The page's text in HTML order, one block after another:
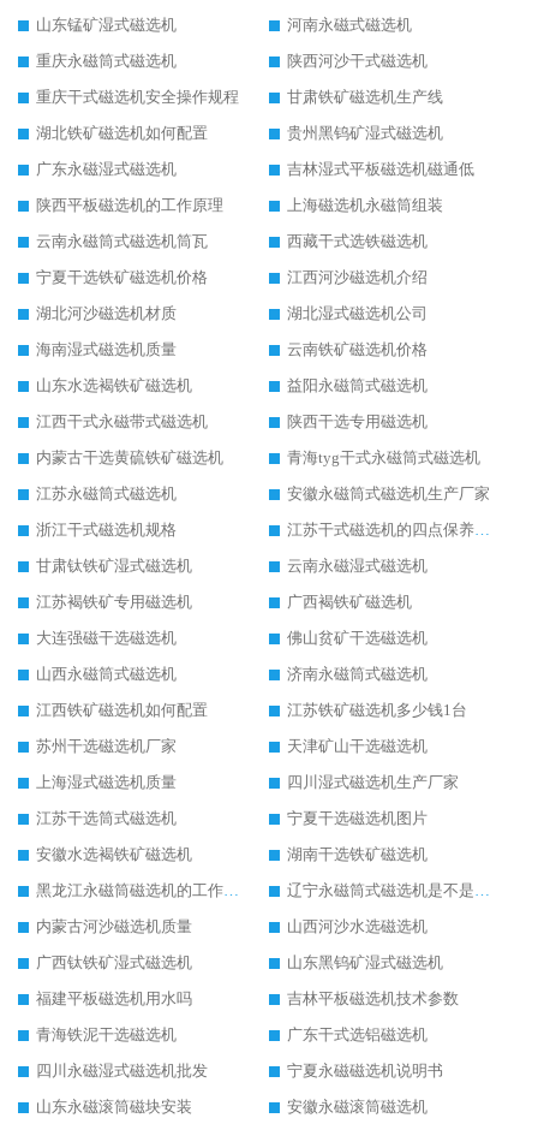
山东锰矿湿式磁选机
河南永磁式磁选机
重庆永磁筒式磁选机
陕西河沙干式磁选机
重庆干式磁选机安全操作规程
甘肃铁矿磁选机生产线
湖北铁矿磁选机如何配置
贵州黑钨矿湿式磁选机
广东永磁湿式磁选机
吉林湿式平板磁选机磁通低
陕西平板磁选机的工作原理
上海磁选机永磁筒组装
云南永磁筒式磁选机筒瓦
西藏干式选铁磁选机
宁夏干选铁矿磁选机价格
江西河沙磁选机介绍
湖北河沙磁选机材质
湖北湿式磁选机公司
海南湿式磁选机质量
云南铁矿磁选机价格
山东水选褐铁矿磁选机
益阳永磁筒式磁选机
江西干式永磁带式磁选机
陕西干选专用磁选机
内蒙古干选黄硫铁矿磁选机
青海tyg干式永磁筒式磁选机
江苏永磁筒式磁选机
安徽永磁筒式磁选机生产厂家
浙江干式磁选机规格
江苏干式磁选机的四点保养秘籍
甘肃钛铁矿湿式磁选机
云南永磁湿式磁选机
江苏褐铁矿专用磁选机
广西褐铁矿磁选机
大连强磁干选磁选机
佛山贫矿干选磁选机
山西永磁筒式磁选机
济南永磁筒式磁选机
江西铁矿磁选机如何配置
江苏铁矿磁选机多少钱1台
苏州干选磁选机厂家
天津矿山干选磁选机
上海湿式磁选机质量
四川湿式磁选机生产厂家
江苏干选筒式磁选机
宁夏干选磁选机图片
安徽水选褐铁矿磁选机
湖南干选铁矿磁选机
黑龙江永磁筒磁选机的工作原理
辽宁永磁筒式磁选机是不是强磁
内蒙古河沙磁选机质量
山西河沙水选磁选机
广西钛铁矿湿式磁选机
山东黑钨矿湿式磁选机
福建平板磁选机用水吗
吉林平板磁选机技术参数
青海铁泥干选磁选机
广东干式选铝磁选机
四川永磁湿式磁选机批发
宁夏永磁磁选机说明书
山东永磁滚筒磁块安装
安徽永磁滚筒磁选机